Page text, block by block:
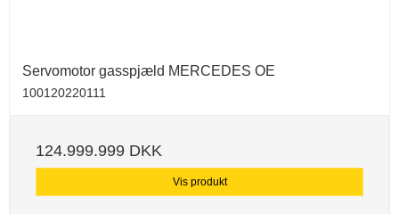
Servomotor gasspjæld MERCEDES OE
100120220111
124.999.999 DKK
Vis produkt